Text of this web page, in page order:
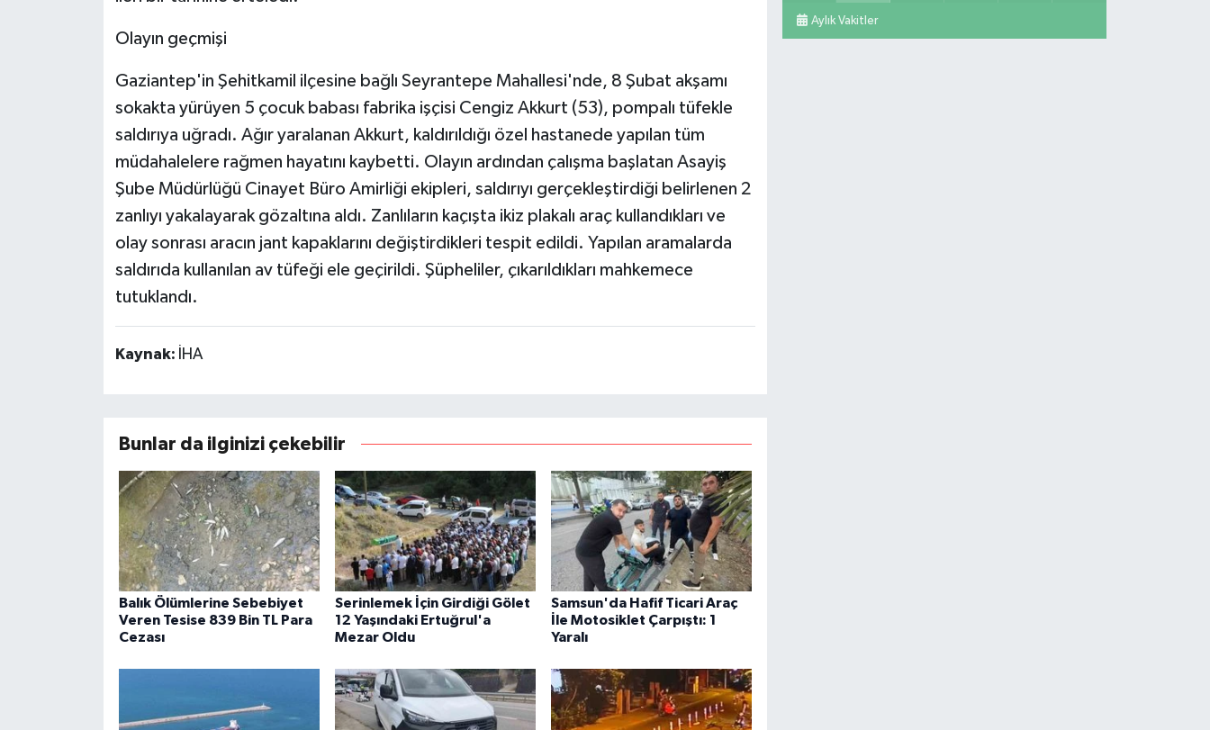
Olayın geçmişi
Gaziantep'in Şehitkamil ilçesine bağlı Seyrantepe Mahallesi'nde, 8 Şubat akşamı
sokakta yürüyen 5 çocuk babası fabrika işçisi Cengiz Akkurt (53), pompalı tüfekle
saldırıya uğradı. Ağır yaralanan Akkurt, kaldırıldığı özel hastanede yapılan tüm
müdahalelere rağmen hayatını kaybetti. Olayın ardından çalışma başlatan Asayiş
Şube Müdürlüğü Cinayet Büro Amirliği ekipleri, saldırıyı gerçekleştirdiği belirlenen 2
zanlıyı yakalayarak gözaltına aldı. Zanlıların kaçışta ikiz plakalı araç kullandıkları ve
olay sonrası aracın jant kapaklarını değiştirdikleri tespit edildi. Yapılan aramalarda
saldırıda kullanılan av tüfeği ele geçirildi. Şüpheliler, çıkarıldıkları mahkemece
tutuklandı.
Kaynak: İHA
Bunlar da ilginizi çekebilir
Balık Ölümlerine Sebebiyet
Veren Tesise 839 Bin TL Para
Cezası
Serinlemek İçin Girdiği Gölet
12 Yaşındaki Ertuğrul'a
Mezar Oldu
Samsun'da Hafif Ticari Araç
İle Motosiklet Çarpıştı: 1
Yaralı
Aylık Vakitler